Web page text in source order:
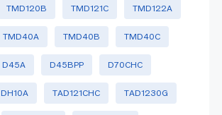
TMD120B TMD121C TMD122A
TMD40A TMD40B TMD40C
D45A D45BPP D70CHC
DH10A TAD121CHC TAD1230G